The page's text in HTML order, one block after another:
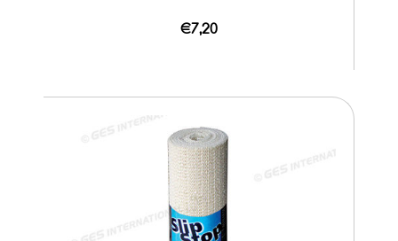
€7,20